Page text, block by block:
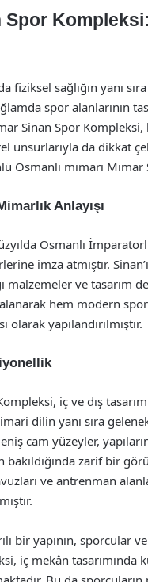
Spor
fiziksel sağlığın yanı
spor alanlarının
Sinan Spor Kompleksi,
unsurlarıyla da dikkat
Osmanlı mimarı
Anlayışı
Osmanlı
imza atmıştır.
malzemeler ve tasarım
hem modern
yapılandırılmıştır.
iç ve dış
dilin yanı sıra
cam yüzeyler,
bakıldığında zarif bir
ve antrenman
bir yapının,
iç mekân tasarımında